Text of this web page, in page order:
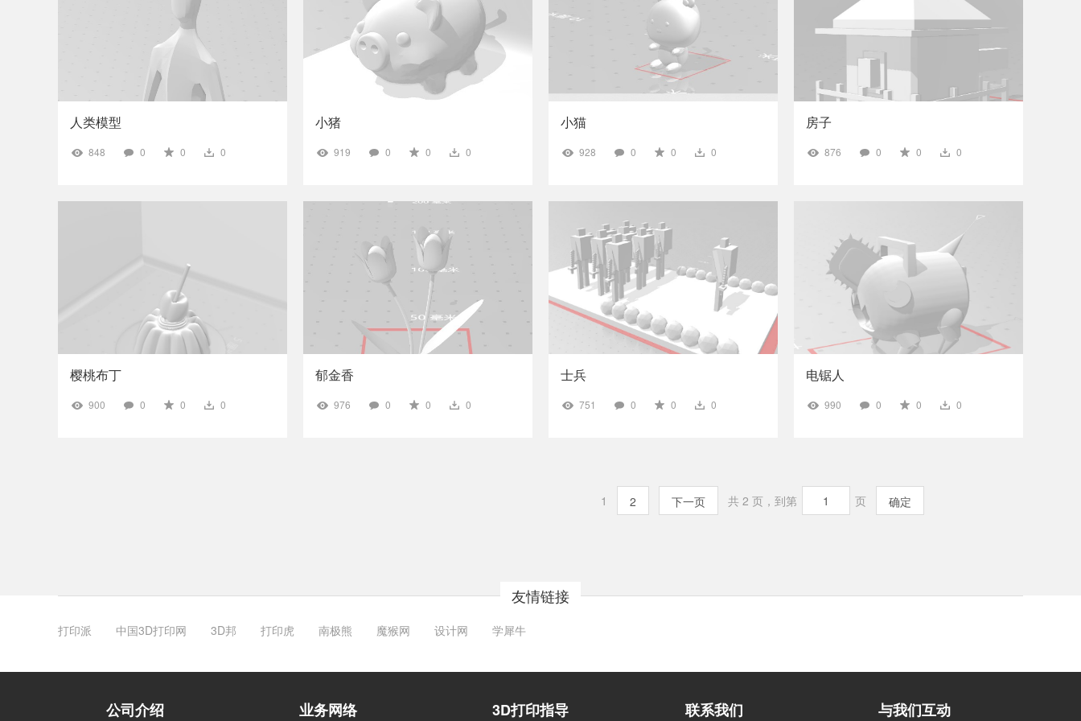
人类模型
848 0 0 0
小猪
919 0 0 0
小猫
928 0 0 0
房子
876 0 0 0
樱桃布丁
900 0 0 0
郁金香
976 0 0 0
士兵
751 0 0 0
电锯人
990 0 0 0
1 2 下一页 共 2 页，到第 页 确定
友情链接
打印派 中国3D打印网 3D邦 打印虎 南极熊 魔猴网 设计网 学犀牛
公司介绍 业务网络 3D打印指导 联系我们 与我们互动